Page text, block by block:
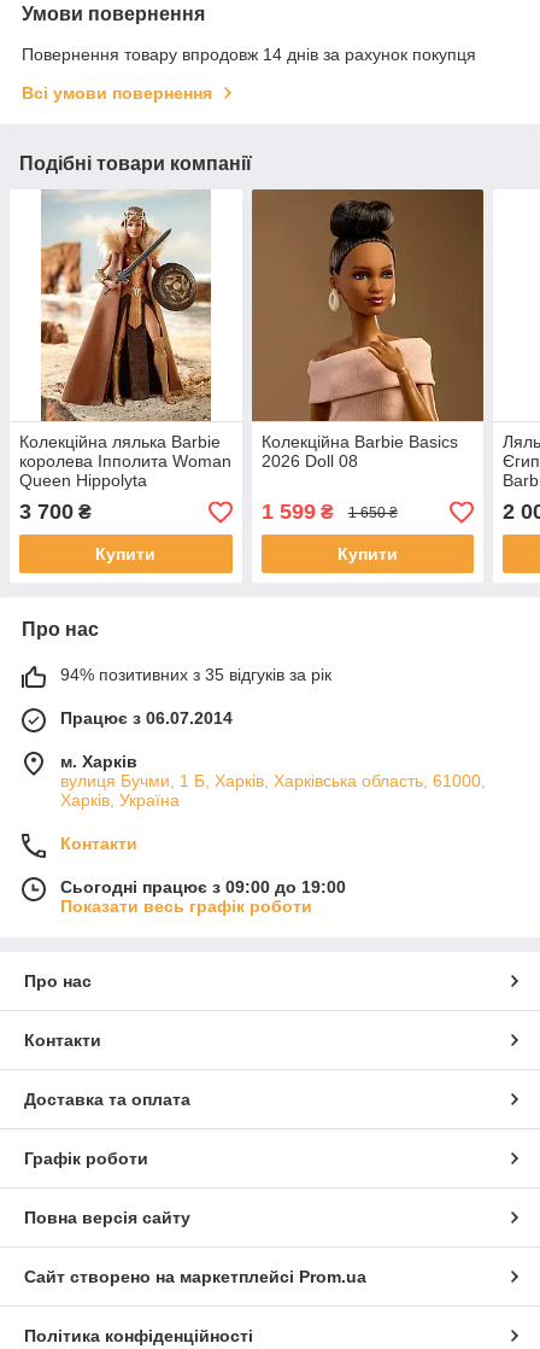
Умови повернення
Повернення товару впродовж 14 днів за рахунок покупця
Всі умови повернення
Подібні товари компанії
Колекційна лялька Barbie
королева Іпполита Woman
Queen Hippolyta
3 700 ₴
Купити
Колекційна Barbie Basics
2026 Doll 08
1 599₴ 1 650 ₴
Купити
2
Про нас
94% позитивних з 35 відгуків за рік
Працює з 06.07.2014
м. Харків
вулиця Бучми, 1 Б, Харків, Харківська область, 61000,
Харків, Україна
Контакти
Сьогодні працює з 09:00 до 19:00
Показати весь графік роботи
Про нас
Контакти
Доставка та оплата
Графік роботи
Повна версія сайту
Сайт створено на маркетплейсі Prom.ua
Політика конфіденційності